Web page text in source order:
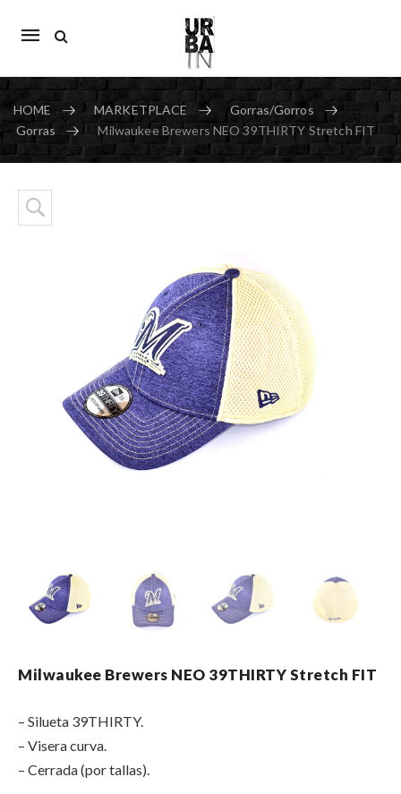
Mobile
HOME MARKETPLACE
Gorras/Gorros
Gorras
Milwaukee Brewers NEO 39THIRTY Stretch FIT
Skip to content
Milwaukee Brewers NEO 39THIRTY Stretch FIT
– Silueta 39THIRTY.
– Visera curva.
– Cerrada (por tallas).